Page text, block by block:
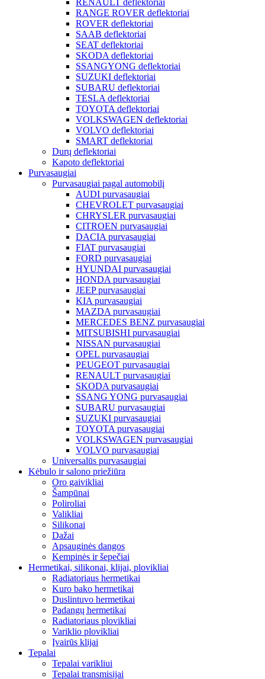
RANGE ROVER deflektoriai
ROVER deflektoriai
SAAB deflektoriai
SEAT deflektoriai
SKODA deflektoriai
SSANGYONG deflektoriai
SUZUKI deflektoriai
SUBARU deflektoriai
TESLA deflektoriai
TOYOTA deflektoriai
VOLKSWAGEN deflektoriai
VOLVO deflektoriai
SMART deflektoriai
Durų deflektoriai
Kapoto deflektoriai
Purvasaugiai
Purvasaugiai pagal automobilį
AUDI purvasaugiai
CHEVROLET purvasaugiai
CHRYSLER purvasaugiai
CITROEN purvasaugiai
DACIA purvasaugiai
FIAT purvasaugiai
FORD purvasaugiai
HYUNDAI purvasaugiai
HONDA purvasaugiai
JEEP purvasaugiai
KIA purvasaugiai
MAZDA purvasaugiai
MERCEDES BENZ purvasaugiai
MITSUBISHI purvasaugiai
NISSAN purvasaugiai
OPEL purvasaugiai
PEUGEOT purvasaugiai
RENAULT purvasaugiai
SKODA purvasaugiai
SSANG YONG purvasaugiai
SUBARU purvasaugiai
SUZUKI purvasaugiai
TOYOTA purvasaugiai
VOLKSWAGEN purvasaugiai
VOLVO purvasaugiai
Universalūs purvasaugiai
Kėbulo ir salono priežiūra
Oro gaivikliai
Šampūnai
Poliroliai
Valikliai
Silikonai
Dažai
Apsauginės dangos
Kempinės ir šepečiai
Hermetikai, silikonai, klijai, plovikliai
Radiatoriaus hermetikai
Kuro bako hermetikai
Duslintuvo hermetikai
Padangų hermetikai
Radiatoriaus plovikliai
Variklio plovikliai
Įvairūs klijai
Tepalai
Tepalai varikliui
Tepalai transmisijai